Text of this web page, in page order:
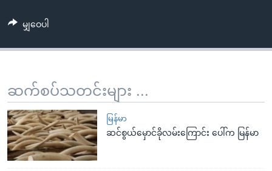
မျှဝေပါ
ဆက်စပ်သတင်းများ ...
မြန်မာ
ဆင်စွယ်မှောင်ခိုလမ်းကြောင်း ပေါ်က မြန်မာ